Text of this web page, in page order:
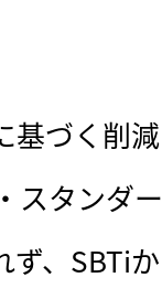
づく削
スタンダ
ず、SBTi